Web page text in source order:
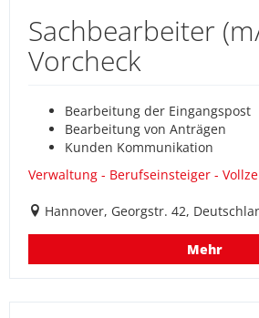
Sachbearbeiter
Vorcheck
Bearbeitung der Eingangspost
Bearbeitung von Anträgen
Kunden Kommunikation
Verwaltung - Berufseinsteiger -
Hannover, Georgstr. 42,
Mehr